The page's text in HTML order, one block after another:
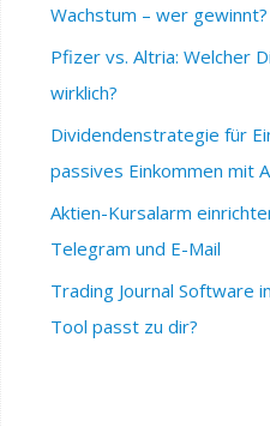
Wachstum – wer gewinnt?
Pfizer vs. Altria: Welcher
wirklich?
Dividendenstrategie für
passives Einkommen mit
Aktien-Kursalarm
Telegram und E-Mail
Trading Journal Software
Tool passt zu dir?